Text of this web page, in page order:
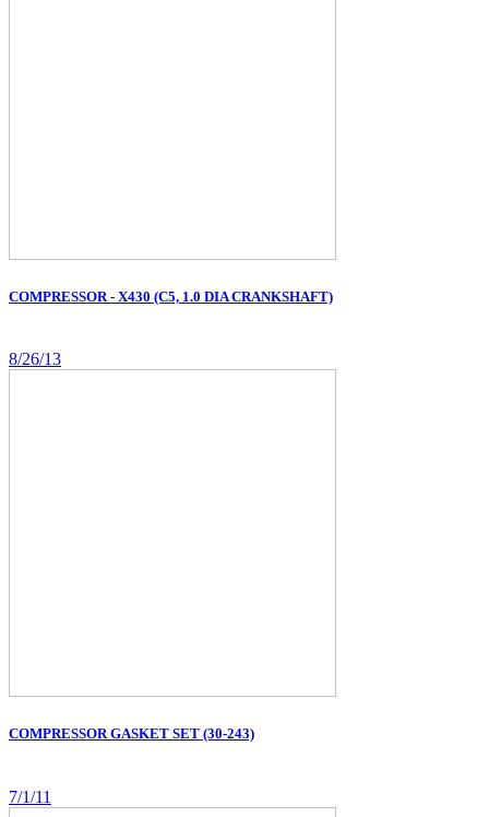
COMPRESSOR - X430 (C5, 1.0 DIA CRANKSHAFT)
8/26/13
COMPRESSOR GASKET SET (30-243)
7/1/11